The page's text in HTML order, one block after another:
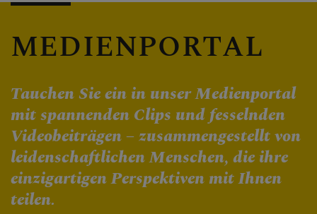
Bischof
Pfarren
Presse
Personen
Veranstaltungen
Jobbörse
MEDIENPORTAL
Tauchen Sie ein in unser Medienportal
mit spannenden Clips und fesselnden
Videobeiträgen – zusammengestellt von
leidenschaftlichen Menschen, die ihre
einzigartigen Perspektiven mit Ihnen
teilen.